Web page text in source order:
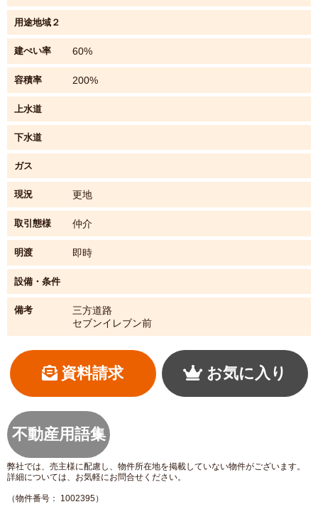
用途地域２
建ぺい率 60%
容積率 200%
上水道
下水道
ガス
現況 更地
取引態様 仲介
明渡 即時
設備・条件
備考
三方道路
セブンイレブン前
資料請求 お気に入り
不動産用語集
弊社では、売主様に配慮し、物件所在地を掲載していない物件がございます。
詳細については、お気軽にお問合せください。
（物件番号： 1002395）